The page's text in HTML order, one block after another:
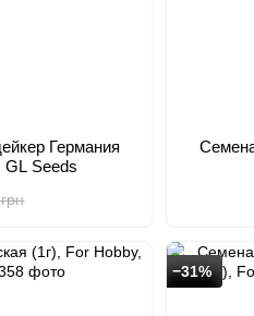
Германия
GL Seeds
−31%